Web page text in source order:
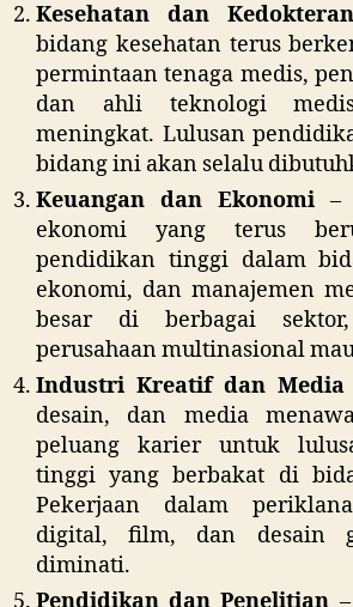
Kesehatan dan Kedokteran
bidang kesehatan terus
permintaan tenaga medis,
dan ahli teknologi
meningkat. Lulusan
bidang ini akan selalu
Keuangan dan Ekonomi –
ekonomi yang terus
pendidikan tinggi dalam
ekonomi, dan manajemen
besar di berbagai
perusahaan multinasional
Industri Kreatif dan Media
desain, dan media
peluang karier untuk
tinggi yang berbakat di
Pekerjaan dalam
digital, film, dan desain
diminati.